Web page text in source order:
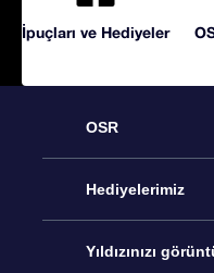
İpuçları ve Hediyeler
OSR
Hizmet
İletişim
Hediyelerimiz
Çevrimiçi Yıldız
Yıldızınızı